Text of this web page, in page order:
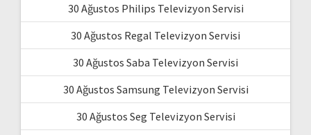
30 Ağustos Philips Televizyon Servisi
30 Ağustos Regal Televizyon Servisi
30 Ağustos Saba Televizyon Servisi
30 Ağustos Samsung Televizyon Servisi
30 Ağustos Seg Televizyon Servisi